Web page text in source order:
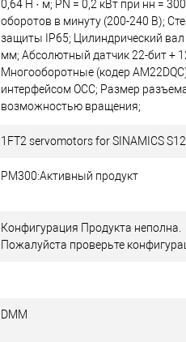
0,64 Н · м; PN = 0,2 кВт при нн =
оборотов в минуту (200-240 В);
защиты IP65; Цилиндрический вал
мм; Абсолютный датчик 22-бит +
Многооборотные (кодер
интерфейсом OCC; Размер
возможностью вращения;
1FT2 servomotors for SINAMICS
PM300:Активный продукт
Конфигурация Продукта неполна.
Пожалуйста проверьте
DMM